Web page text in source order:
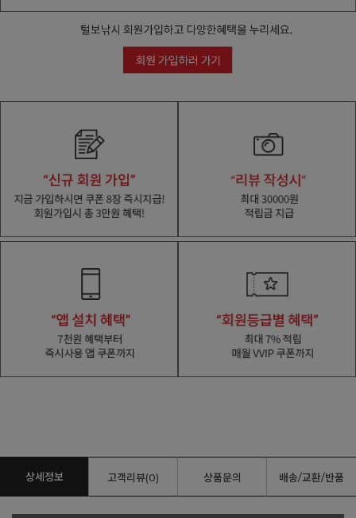
상세정보 고객리뷰(0) 상품문의 배송/교환/반품